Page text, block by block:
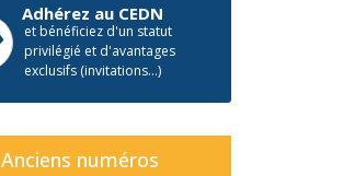
Adhérez au CEDN
et bénéficiez d'un statut
privilégié et d'avantages
exclusifs (invitations...)
Anciens numéros